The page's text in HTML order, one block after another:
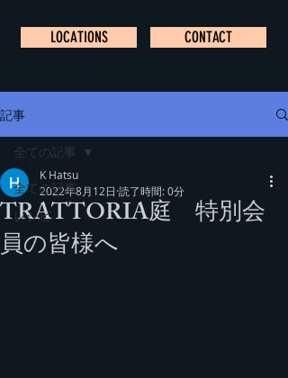
CONTACT
LOCATIONS
記事
全ての記事
レシピ
全ての記事
TRATTORIA庭 特別会
員の皆様へ
K Hatsu
2022年8月12日 読了時間: 0分